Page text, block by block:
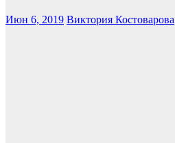
Июн 6, 2019 Виктория Костоварова